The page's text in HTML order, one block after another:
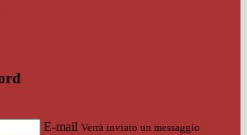
E-mail Verrà inviato un messaggio